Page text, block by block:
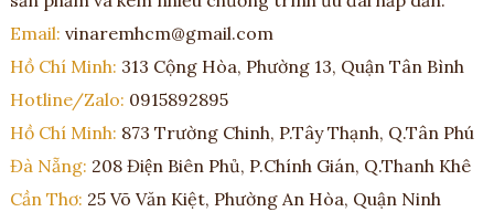
Email: vinaremhcm@gmail.com
Hồ Chí Minh: 313 Cộng Hòa, Phường 13, Quận Tân Bình
Hotline/Zalo: 0915892895
Hồ Chí Minh: 873 Trường Chinh, P.Tây Thạnh, Q.Tân Phú
Đà Nẵng: 208 Điện Biên Phủ, P.Chính Gián, Q.Thanh Khê
Cần Thơ: 25 Võ Văn Kiệt, Phường An Hòa, Quận Ninh